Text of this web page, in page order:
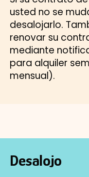
usted no se
desalojarlo.
renovar su
mediante
para alquiler
mensual).
Desalojo